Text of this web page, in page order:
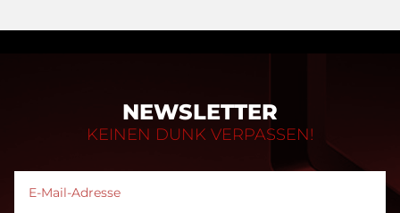
NEWSLETTER
KEINEN DUNK VERPASSEN!